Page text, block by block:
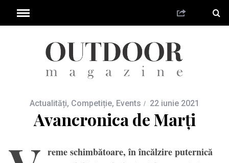
Actualități, Competiție, Events 22 iunie 2021
Avancronica de Marți
reme schimbătoare, în încălzire puternică